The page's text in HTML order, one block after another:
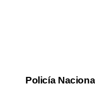
Policía